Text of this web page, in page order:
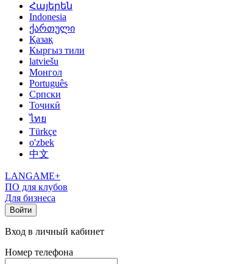
Հայերեն
Indonesia
ქართული
Қазақ
Кыргыз тили
latviešu
Монгол
Português
Српски
Тоҷикӣ
ไทย
Türkçe
o'zbek
中文
LANGAME+
ПО для клубов
Для бизнеса
Войти
Вход в личный кабинет
Номер телефона